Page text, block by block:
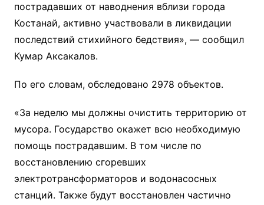
пострадавших от наводнения вблизи города
Костанай, активно участвовали в ликвидации
последствий стихийного бедствия», — сообщил
Кумар Аксакалов.
По его словам, обследовано 2978 объектов.
«За неделю мы должны очистить территорию от
мусора. Государство окажет всю необходимую
помощь пострадавшим. В том числе по
восстановлению сгоревших
электротрансформаторов и водонасосных
станций. Также будут восстановлен частично